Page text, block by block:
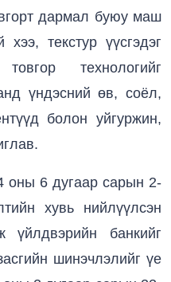
дармал буюу маш
текстур үүсгэдэг
технологийг
үндэсний өв, соёл,
болон уйгуржин,
оны 6 дугаар сарын 2-
хувь нийлүүлсэн
банкийг
шинэчлэлийг үе